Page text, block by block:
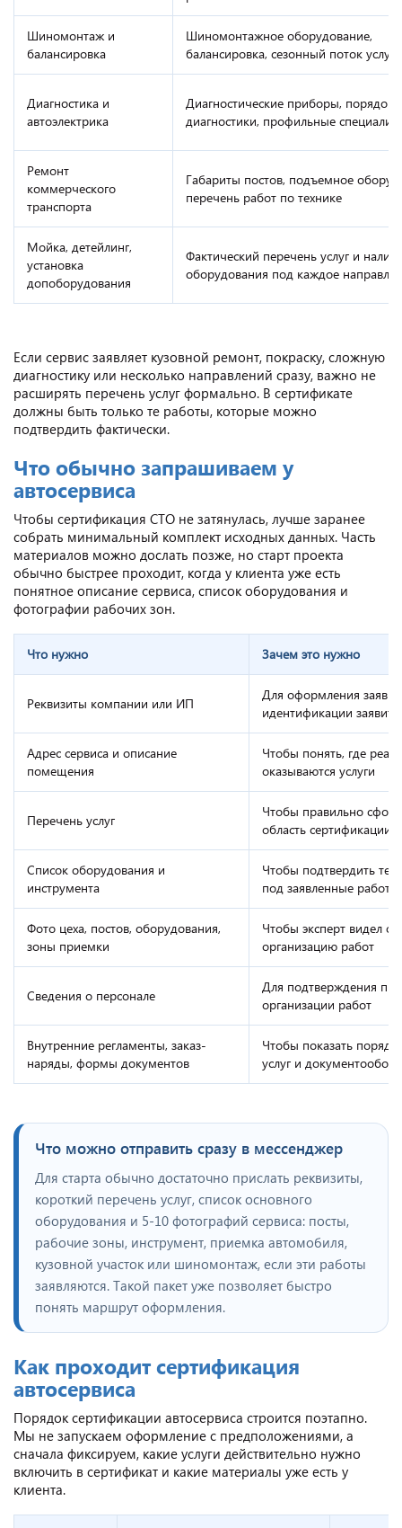
Шиномонтаж и
балансировка
Шиномонтажное оборудование,
балансировка, сезонный поток услуг
Диагностика и
автоэлектрика
Диагностические приборы, порядок
диагностики, профильные
Ремонт
коммерческого
транспорта
Габариты постов, подъемное
перечень работ по технике
Мойка, детейлинг,
установка
допоборудования
Фактический перечень услуг и
оборудования под каждое
Если сервис заявляет кузовной ремонт, покраску, сложную
диагностику или несколько направлений сразу, важно не
расширять перечень услуг формально. В сертификате
должны быть только те работы, которые можно
подтвердить фактически.
Что обычно запрашиваем у
автосервиса
Чтобы сертификация СТО не затянулась, лучше заранее
собрать минимальный комплект исходных данных. Часть
материалов можно дослать позже, но старт проекта
обычно быстрее проходит, когда у клиента уже есть
понятное описание сервиса, список оборудования и
фотографии рабочих зон.
Что нужно Зачем это нужно
Реквизиты компании или ИП
Для оформления
идентификации
Адрес сервиса и описание
помещения
Чтобы понять, где
оказываются услуги
Перечень услуг
Чтобы правильно
область сертификации
Список оборудования и
инструмента
Чтобы подтвердить
под заявленные работы
Фото цеха, постов, оборудования,
зоны приемки
Чтобы эксперт видел
организацию работ
Сведения о персонале
Для подтверждения
организации работ
Внутренние регламенты, заказ-
наряды, формы документов
Чтобы показать
услуг и
Что можно отправить сразу в мессенджер
Для старта обычно достаточно прислать реквизиты,
короткий перечень услуг, список основного
оборудования и 5-10 фотографий сервиса: посты,
рабочие зоны, инструмент, приемка автомобиля,
кузовной участок или шиномонтаж, если эти работы
заявляются. Такой пакет уже позволяет быстро
понять маршрут оформления.
Как проходит сертификация
автосервиса
Порядок сертификации автосервиса строится поэтапно.
Мы не запускаем оформление с предположениями, а
сначала фиксируем, какие услуги действительно нужно
включить в сертификат и какие материалы уже есть у
клиента.